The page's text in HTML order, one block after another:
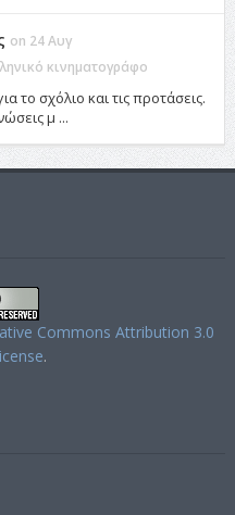
on 24 Αυγ
κινηματογράφο
το σχόλιο και τις προτάσεις.
μ ...
Commons Attribution 3.0
.